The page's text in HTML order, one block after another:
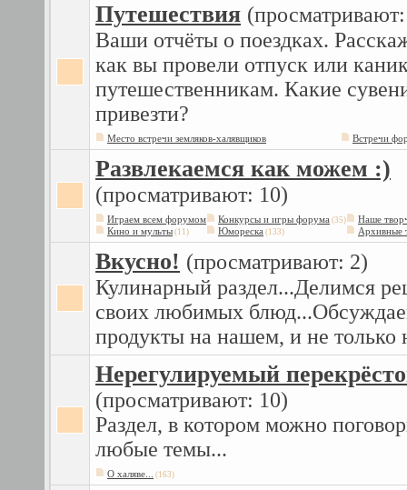
Путешествия
Ваши отчёты о поездках.
как вы провели отпуск или
путешественникам. Какие
привезти?
Место встречи земляков-халявщиков Встречи
Развлекаемся как можем :)
(просматривают: 10)
Играем всем форумом Конкурсы и игры форума (35)
Наше
Кино и мульты (11) Юмореска (133) Архивные
Вкусно! (просматривают: 2)
Кулинарный раздел...Делимся
своих любимых
продукты на нашем, и не только
Нерегулируемый
(просматривают: 10)
Раздел, в котором можно
любые темы...
О халяве... (163)